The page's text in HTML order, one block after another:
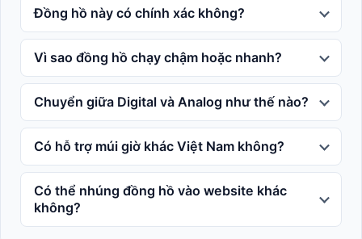
Đồng hồ này có chính xác không?
Vì sao đồng hồ chạy chậm hoặc nhanh?
Chuyển giữa Digital và Analog như thế nào?
Có hỗ trợ múi giờ khác Việt Nam không?
Có thể nhúng đồng hồ vào website khác
không?